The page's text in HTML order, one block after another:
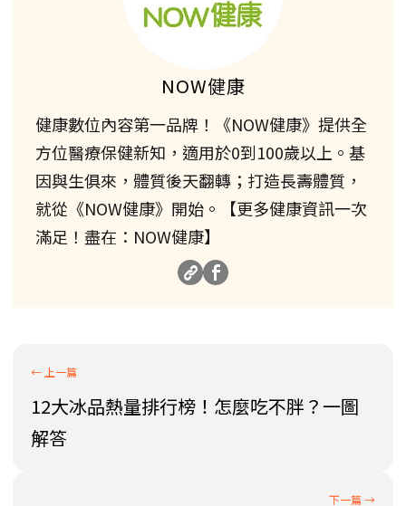
NOW健康
健康數位內容第一品牌！《NOW健康》提供全
方位醫療保健新知，適用於0到100歲以上。基
因與生俱來，體質後天翻轉；打造長壽體質，
就從《NOW健康》開始。【更多健康資訊一次
滿足！盡在：NOW健康】
12大冰品熱量排行榜！怎麼吃不胖？一圖
解答